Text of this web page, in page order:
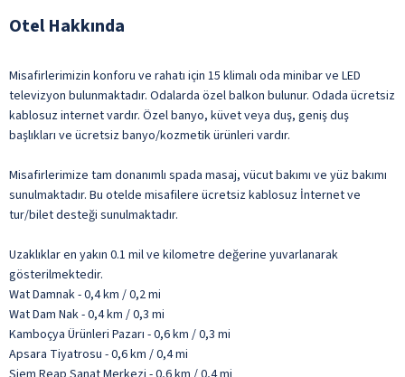
Otel Hakkında
Misafirlerimizin konforu ve rahatı için 15 klimalı oda minibar ve LED
televizyon bulunmaktadır. Odalarda özel balkon bulunur. Odada ücretsiz
kablosuz internet vardır. Özel banyo, küvet veya duş, geniş duş
başlıkları ve ücretsiz banyo/kozmetik ürünleri vardır.
Misafirlerimize tam donanımlı spada masaj, vücut bakımı ve yüz bakımı
sunulmaktadır. Bu otelde misafilere ücretsiz kablosuz İnternet ve
tur/bilet desteği sunulmaktadır.
Uzaklıklar en yakın 0.1 mil ve kilometre değerine yuvarlanarak
gösterilmektedir.
Wat Damnak - 0,4 km / 0,2 mi
Wat Dam Nak - 0,4 km / 0,3 mi
Kamboçya Ürünleri Pazarı - 0,6 km / 0,3 mi
Apsara Tiyatrosu - 0,6 km / 0,4 mi